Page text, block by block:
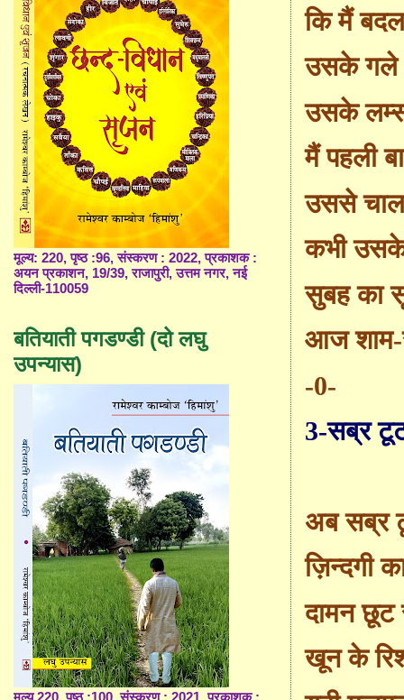
कि मैं
उसके गले
उसके
मैं पहली
उससे
कभी
सुबह का
आज शाम-
-0-
3-सब्र
अब सब्र
ज़िन्दगी
दामन छूट
खून के
मूल्य: 220, पृष्ठ :96, संस्करण : 2022, प्रकाशक :
अयन प्रकाशन, 19/39, राजापुरी, उत्तम नगर, नई
दिल्ली-110059
बतियाती पगडण्डी (दो लघु
उपन्यास)